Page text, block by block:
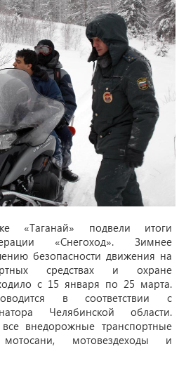
«Таганай» подвели итоги
«Снегоход». Зимнее
безопасности движения на
средствах и охране
с 15 января по 25 марта.
в соответствии с
Челябинской области.
внедорожные транспортные
мотосани, мотовездеходы и